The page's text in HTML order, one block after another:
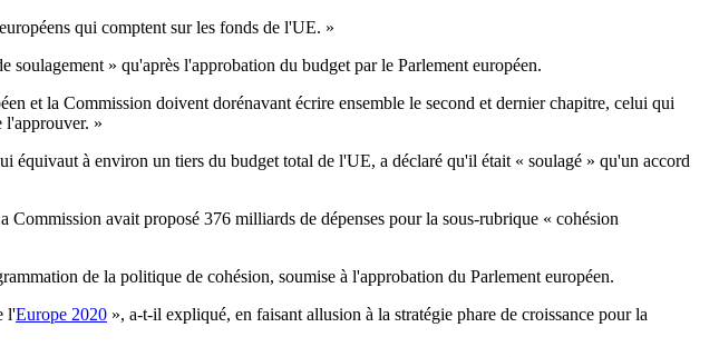
qui comptent sur les fonds de l'UE. »
» qu'après l'approbation du budget par le Parlement européen.
et la Commission doivent dorénavant écrire ensemble le second et dernier chapitre, celui qui
l'approuver. »
équivaut à environ un tiers du budget total de l'UE, a déclaré qu'il était « soulagé » qu'un accord
avait proposé 376 milliards de dépenses pour la sous-rubrique « cohésion
de la politique de cohésion, soumise à l'approbation du Parlement européen.
l'Europe 2020 », a-t-il expliqué, en faisant allusion à la stratégie phare de croissance pour la